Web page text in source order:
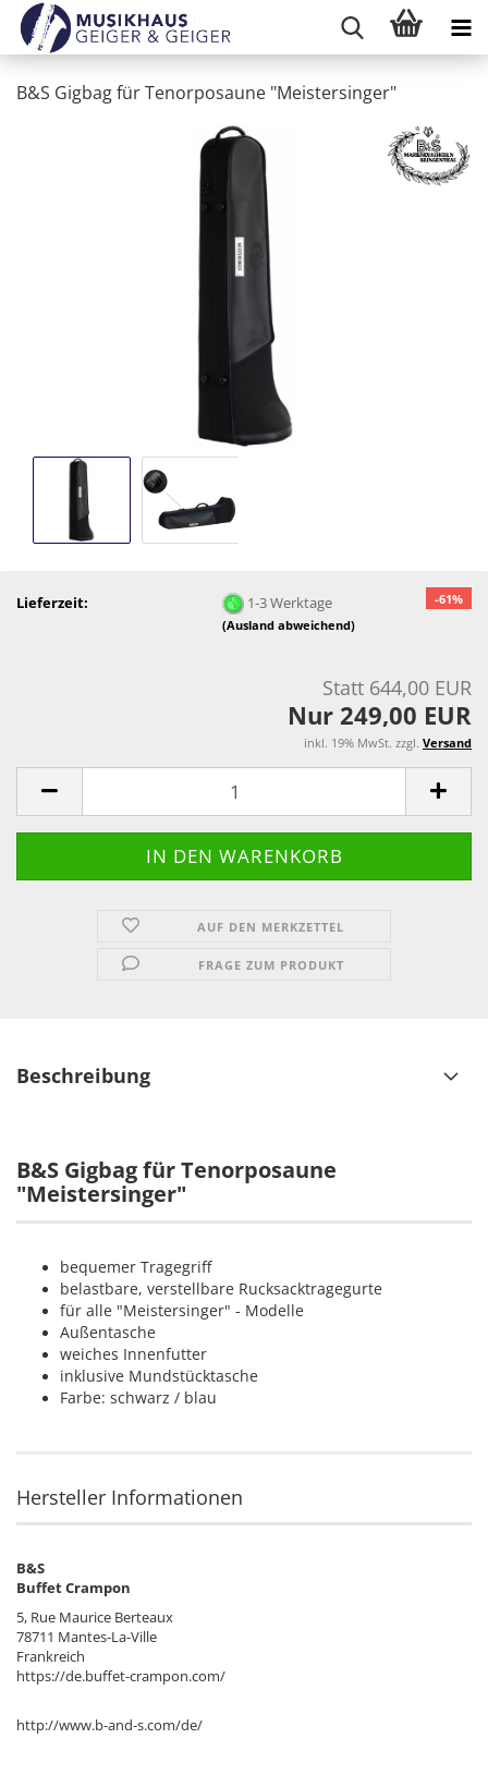
B&S Gigbag für Tenorposaune "Meistersinger"
-61%
Lieferzeit: 1-3 Werktage
(Ausland abweichend)
Statt 644,00 EUR
Nur 249,00 EUR
inkl. 19% MwSt. zzgl. Versand
AUF DEN MERKZETTEL
FRAGE ZUM PRODUKT
Beschreibung
B&S Gigbag für Tenorposaune
"Meistersinger"
bequemer Tragegriff
belastbare, verstellbare Rucksacktragegurte
für alle "Meistersinger" - Modelle
Außentasche
weiches Innenfutter
inklusive Mundstücktasche
Farbe: schwarz / blau
Hersteller Informationen
B&S
Buffet Crampon
5, Rue Maurice Berteaux
78711 Mantes-La-Ville
Frankreich
https://de.buffet-crampon.com/
http://www.b-and-s.com/de/